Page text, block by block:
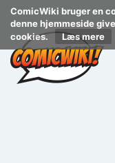
ComicWiki bruger en
denne hjemmeside
cookies.
Læs mere